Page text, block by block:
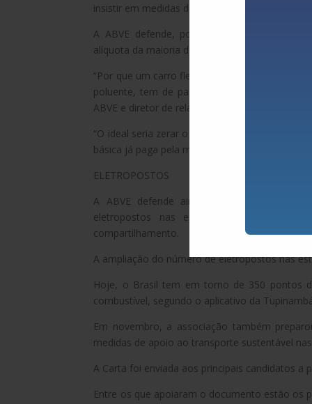
insistir em medidas de apoio à mobilidade
A ABVE defende, por exemplo, a
alíquota da maioria dos veículos comuns.
“Por que um carro flex 1.0 a combustão paga
poluente, tem de pagar 13%, 18% ou até
ABVE e diretor de relações governamentais da
“O ideal seria zerar o IPI dos veículos elétricos
básica já paga pela maioria do mercado. Não é
ELETROPOSTOS
A ABVE defende ainda a redução de IPVA
eletropostos nas estradas e incentivos à
compartilhamento.
A ampliação do número de eletropostos nas
Hoje, o Brasil tem em torno de 350 pontos
combustível, segundo o aplicativo da
Em novembro, a associação também
medidas de apoio ao transporte sustentável
A Carta foi enviada aos principais candidatos a
Entre os que apoiaram o documento estão os